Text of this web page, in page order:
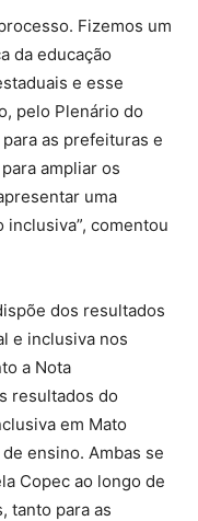
Fizemos um
da educação
e esse
pelo Plenário do
as prefeituras e
ampliar os
uma
comentou
dos resultados
e inclusiva nos
a Nota
resultados do
em Mato
ensino. Ambas se
Copec ao longo de
tanto para as